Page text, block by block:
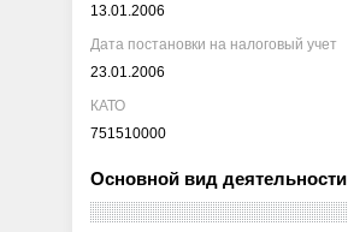
13.01.2006
Дата постановки на налоговый учет
23.01.2006
КАТО
751510000
Основной вид деятельности